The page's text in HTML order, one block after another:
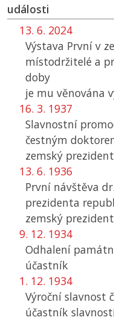
události
13. 6. 2024
Výstava První v
místodržitelé a
doby
je mu věnována
16. 3. 1937
Slavnostní
čestným
zemský prezident
13. 6. 1936
První návštěva
prezidenta
zemský prezident
9. 12. 1934
Odhalení
účastník
1. 12. 1934
Výroční slavnost
účastník